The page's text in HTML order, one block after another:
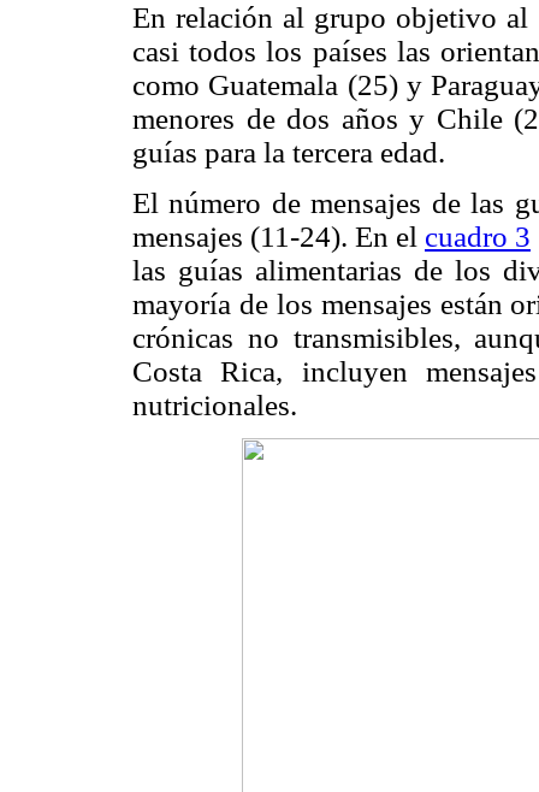
En relación al grupo objetivo al
casi todos los países las
como Guatemala (25) y
menores de dos años y Chile
guías para la tercera edad.
El número de mensajes de las
mensajes (11-24). En el cuadro 3
las guías alimentarias de los
mayoría de los mensajes están
crónicas no transmisibles,
Costa Rica, incluyen
nutricionales.